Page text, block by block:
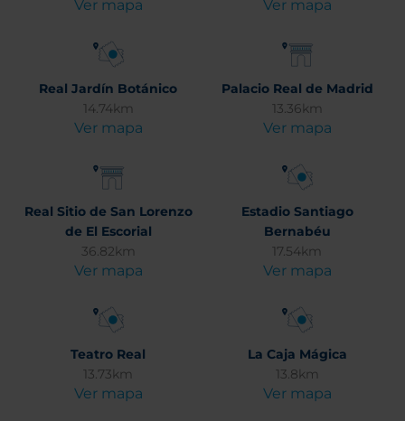
Ver mapa Ver mapa
Real Jardín Botánico
14.74km
Ver mapa
Palacio Real de Madrid
13.36km
Ver mapa
Real Sitio de San Lorenzo
de El Escorial
36.82km
Ver mapa
Estadio Santiago
Bernabéu
17.54km
Ver mapa
Teatro Real
13.73km
Ver mapa
La Caja Mágica
13.8km
Ver mapa